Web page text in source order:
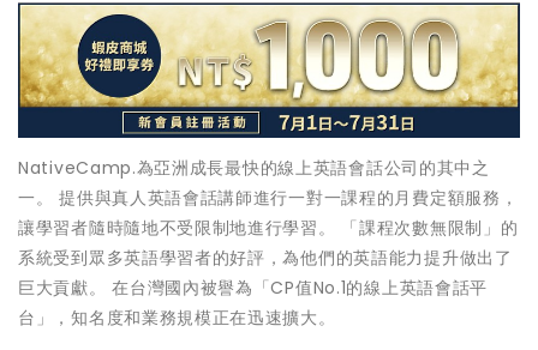
NativeCamp.為亞洲成長最快的線上英語會話公司的其中之
一。 提供與真人英語會話講師進行一對一課程的月費定額服務，
讓學習者隨時隨地不受限制地進行學習。 「課程次數無限制」的
系統受到眾多英語學習者的好評，為他們的英語能力提升做出了
巨大貢獻。 在台灣國內被譽為「CP值No.1的線上英語會話平
台」，知名度和業務規模正在迅速擴大。